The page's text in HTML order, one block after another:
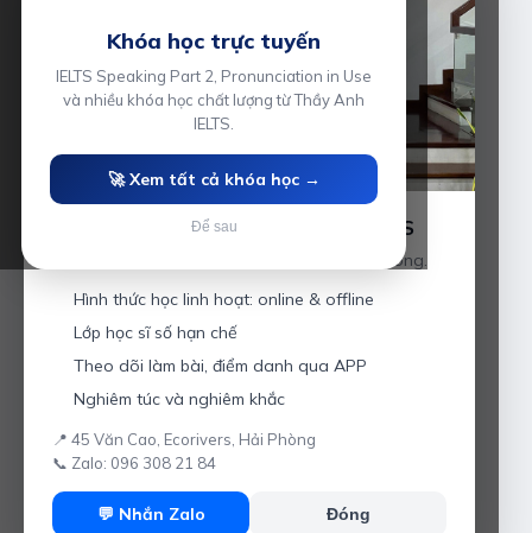
Luyện thi IELTS cùng Thầy Anh IELTS
Giáo viên hơn 10 năm kinh nghiệm tại Hải Phòng.
Hình thức học linh hoạt: online & offline
Lớp học sĩ số hạn chế
Theo dõi làm bài, điểm danh qua APP
Nghiêm túc và nghiêm khắc
📍 45 Văn Cao, Ecorivers, Hải Phòng
📞 Zalo: 096 308 21 84
💬 Nhắn Zalo Đóng
Khóa học trực tuyến
IELTS Speaking Part 2, Pronunciation in Use
và nhiều khóa học chất lượng từ Thầy Anh
IELTS.
🚀 Xem tất cả khóa học →
Để sau